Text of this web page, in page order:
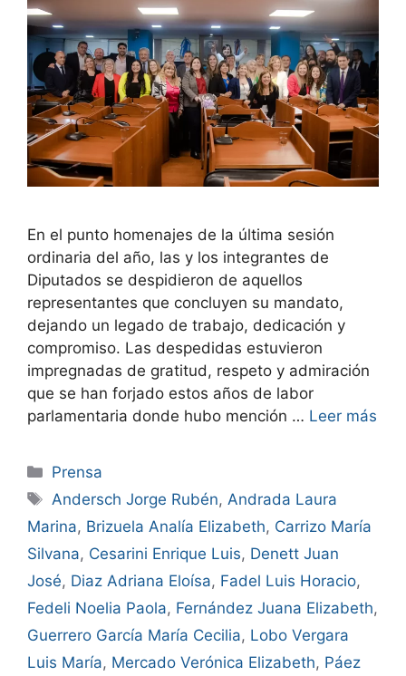
En el punto homenajes de la última sesión
ordinaria del año, las y los integrantes de
Diputados se despidieron de aquellos
representantes que concluyen su mandato,
dejando un legado de trabajo, dedicación y
compromiso. Las despedidas estuvieron
impregnadas de gratitud, respeto y admiración
que se han forjado estos años de labor
parlamentaria donde hubo mención … Leer más
Prensa
Andersch Jorge Rubén, Andrada Laura
Marina, Brizuela Analía Elizabeth, Carrizo María
Silvana, Cesarini Enrique Luis, Denett Juan
José, Diaz Adriana Eloísa, Fadel Luis Horacio,
Fedeli Noelia Paola, Fernández Juana Elizabeth,
Guerrero García María Cecilia, Lobo Vergara
Luis María, Mercado Verónica Elizabeth, Páez